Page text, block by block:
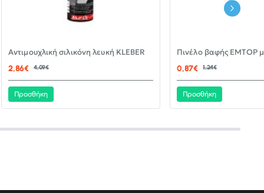
-30%
Αντιμουχλική σιλικόνη λευκή KLEBER
2,86€
4,09€
Προσθήκη
0,87€ 1,24€
Προσθήκη